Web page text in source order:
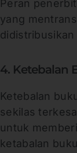
Peran
yang
didistribusikan
4. Ketebalan
Ketebalan
sekilas
untuk
ketabalan